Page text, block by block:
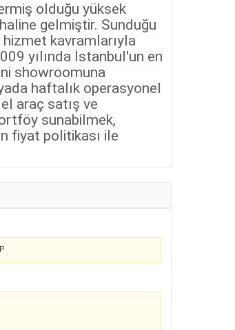
olduğu yüksek
gelmiştir. Sunduğu
kavramlarıyla
yılında İstanbul'un en
showroomuna
haftalık operasyonel
araç satış ve
sunabilmek,
fiyat politikası ile